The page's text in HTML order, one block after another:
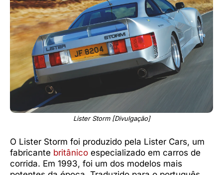
Lister Storm [Divulgação]
O Lister Storm foi produzido pela Lister Cars, um
fabricante britânico especializado em carros de
corrida. Em 1993, foi um dos modelos mais